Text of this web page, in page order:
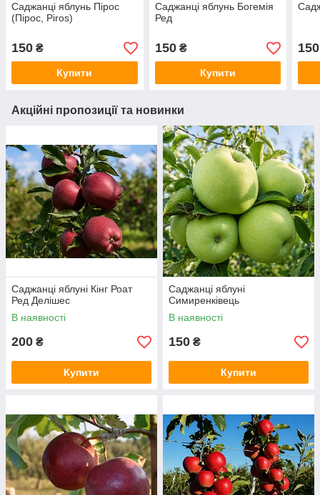
Саджанці яблунь Пірос
(Пірос, Piros)
150 ₴
Купити
Саджанці яблунь Богемія
Ред
150₴
Купити
150
Акційні пропозиції та новинки
Саджанці яблуні Кінг Роат
Ред Делішес
В наявності
200 ₴
Купити
Саджанці яблуні
Симиренківець
В наявності
150 ₴
Купити